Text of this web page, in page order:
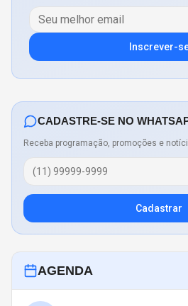
Inscrever-
CADASTRE-SE NO
Receba programação, promoções e
Cadastrar
AGENDA